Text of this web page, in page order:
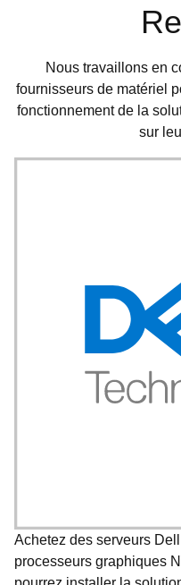
Nous travaillons en
fournisseurs de matériel
fonctionnement de la
sur
Achetez des serveurs
processeurs graphiques